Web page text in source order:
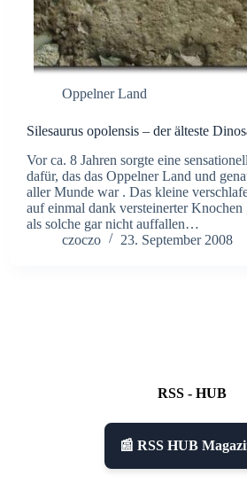
Oppelner Land
Silesaurus opolensis – der älteste
Vor ca. 8 Jahren sorgte eine
dafür, das das Oppelner Land und
aller Munde war . Das kleine
auf einmal dank versteinerter Knochen
als solche gar nicht auffallen…
czoczo
23. September 2008
RSS - HUB
📰 RSS HUB